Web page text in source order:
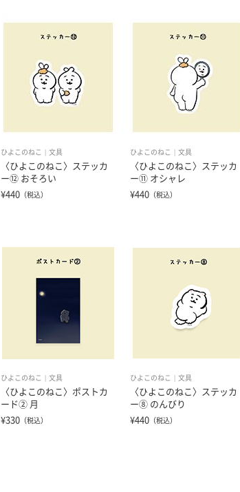
ひよこのねこ 文具
〈ひよこのねこ〉ステッカ
ー⑫ おそろい
¥440 （税込）
ひよこのねこ 文具
〈ひよこのねこ〉ステッカ
ー⑪ オシャレ
¥440 （税込）
ひよこのねこ 文具
〈ひよこのねこ〉ポストカ
ード② 月
¥330 （税込）
ひよこのねこ 文具
〈ひよこのねこ〉ステッカ
ー⑧ のんびり
¥440 （税込）